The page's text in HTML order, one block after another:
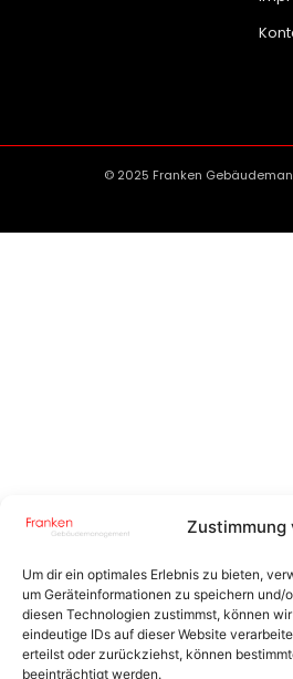
Zustimmung
Um dir ein optimales Erlebnis zu bieten,
um Geräteinformationen zu speichern und/
diesen Technologien zustimmst, können
eindeutige IDs auf dieser Website
erteilst oder zurückziehst, können
beeinträchtigt werden.
© 2025 Franken